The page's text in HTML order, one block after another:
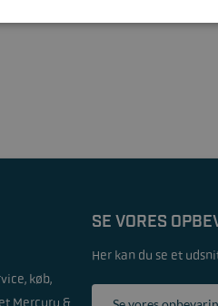
køb,
Mercury &
SE VORES
Her kan du se et